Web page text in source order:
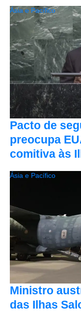
Pacto de
preocupa
comitiva às
Ásia e Pacífico
Ministro
das Ilhas
Ásia e Pacífico